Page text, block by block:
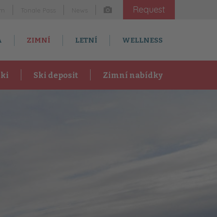
Request
Tonale Pass News
ZIMNÍ LETNÍ WELLNESS
Ski deposit Zimní nabídky